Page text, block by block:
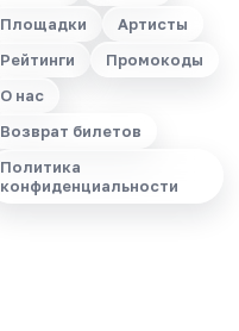
Площадки
Артисты
Рейтинги
Промокоды
О нас
Возврат билетов
Политика
конфиденциальности